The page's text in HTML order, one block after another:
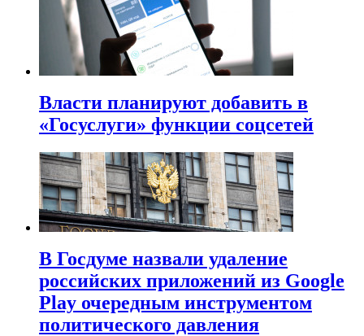
Власти планируют добавить в
«Госуслуги» функции соцсетей
В Госдуме назвали удаление
российских приложений из Google
Play очередным инструментом
политического давления